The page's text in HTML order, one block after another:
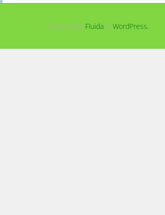
Powered byFluida & WordPress.